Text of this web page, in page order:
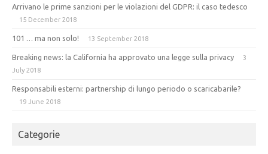
Arrivano le prime sanzioni per le violazioni del GDPR: il caso tedesco
15 December 2018
101 … ma non solo! 13 September 2018
Breaking news: la California ha approvato una legge sulla privacy
3
July 2018
Responsabili esterni: partnership di lungo periodo o scaricabarile?
19 June 2018
Categorie